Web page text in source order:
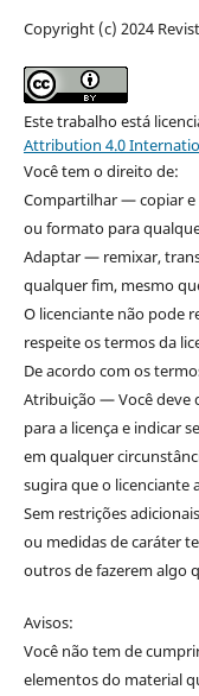
Copyright (c) 2024
Este trabalho está
Attribution 4.0
Você tem o direito de:
Compartilhar — copiar
ou formato para
Adaptar — remixar,
qualquer fim, mesmo
O licenciante não pode
respeite os termos da
De acordo com os
Atribuição — Você deve
para a licença e indicar
em qualquer
sugira que o licenciante
Sem restrições
ou medidas de caráter
outros de fazerem algo
Avisos:
Você não tem de
elementos do material